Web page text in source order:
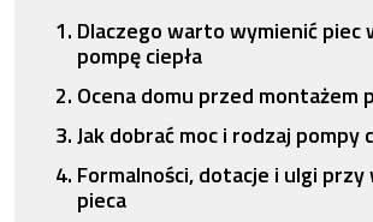
Dlaczego warto wymienić piec
pompę ciepła
Ocena domu przed montażem
Jak dobrać moc i rodzaj pompy
Formalności, dotacje i ulgi przy
pieca